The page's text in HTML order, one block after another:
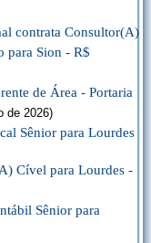
contrata Consultor(A)
para Sion - R$
de Área - Portaria
de 2026)
Sênior para Lourdes
Cível para Lourdes -
Sênior para